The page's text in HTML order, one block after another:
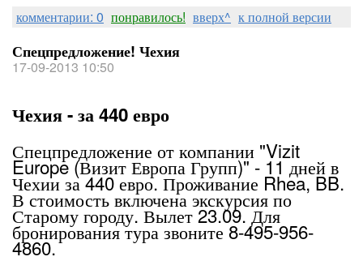
комментарии: 0 понравилось! вверх^ к полной версии
Спецпредложение! Чехия
17-09-2013 10:50
Чехия - за 440 евро
Спецпредложение от компании "Vizit
Europe (Визит Европа Групп)" - 11 дней в
Чехии за 440 евро. Проживание Rhea, BB.
В стоимость включена экскурсия по
Старому городу. Вылет 23.09. Для
бронирования тура звоните 8-495-956-
4860.